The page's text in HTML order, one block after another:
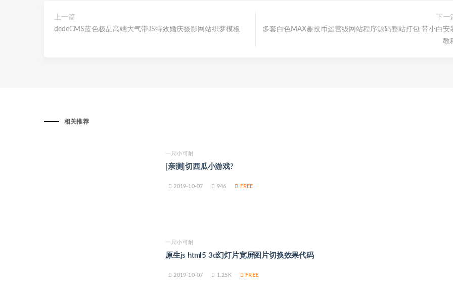
上一篇
dedeCMS蓝色极品高端大气带JS特效婚庆摄影网站织梦模板
下一
多套白色MAX趣投币运营级网站程序源码整站打包 带小白安
教
相关推荐
一只小可耐
[亲测]切西瓜小游戏?
2019-10-07 946 FREE
一只小可耐
原生js html5 3d幻灯片宽屏图片切换效果代码
2019-10-07 1.25K FREE